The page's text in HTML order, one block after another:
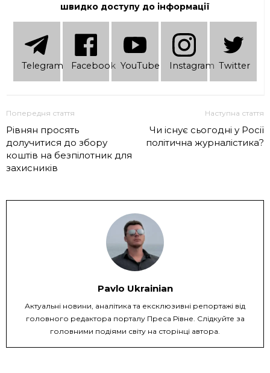
швидко доступу до інформації
Telеgram Facebook YouTube Instagram Twitter
Попередня стаття
Рівнян просять
долучитися до збору
коштів на безпілотник для
захисників
Наступна стаття
Чи існує сьогодні у Росії
політична журналістика?
Pavlo Ukrainian
Актуальні новини, аналітика та ексклюзивні репортажі від
головного редактора порталу Преса Рівне. Слідкуйте за
головними подіями світу на сторінці автора.